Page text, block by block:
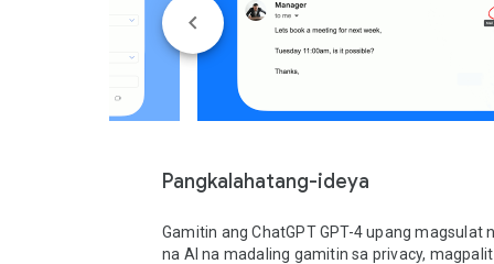
Pangkalahatang-ideya
Gamitin ang ChatGPT GPT-4 upang magsulat
na AI na madaling gamitin sa privacy,